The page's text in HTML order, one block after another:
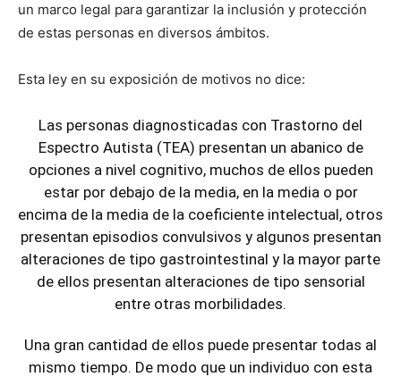
un marco legal para garantizar la inclusión y protección
de estas personas en diversos ámbitos.
Esta ley en su exposición de motivos no dice:
Las personas diagnosticadas con Trastorno del
Espectro Autista (TEA) presentan un abanico de
opciones a nivel cognitivo, muchos de ellos pueden
estar por debajo de la media, en la media o por
encima de la media de la coeficiente intelectual, otros
presentan episodios convulsivos y algunos presentan
alteraciones de tipo gastrointestinal y la mayor parte
de ellos presentan alteraciones de tipo sensorial
entre otras morbilidades.
Una gran cantidad de ellos puede presentar todas al
mismo tiempo. De modo que un individuo con esta